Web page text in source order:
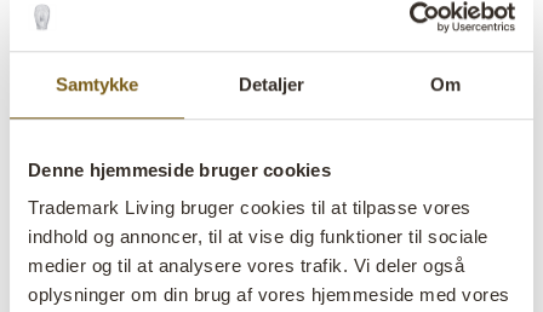
Samtykke Detaljer Om
Denne hjemmeside bruger cookies
Trademark Living bruger cookies til at tilpasse vores
indhold og annoncer, til at vise dig funktioner til sociale
medier og til at analysere vores trafik. Vi deler også
oplysninger om din brug af vores hjemmeside med vores
Shape glasvase S - grå